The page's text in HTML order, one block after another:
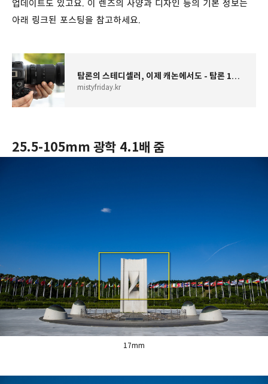
업데이트도 있고요. 이 렌즈의 사양과 디자인 등의 기본 정보는
아래 링크된 포스팅을 참고하세요.
탐론의 스테디셀러, 이제 캐논에서도 - 탐론 17-70mm F2.8 Di III-A VC RXD RF(EOS R7)
mistyfriday.kr
25.5-105mm 광학 4.1배 줌
17mm